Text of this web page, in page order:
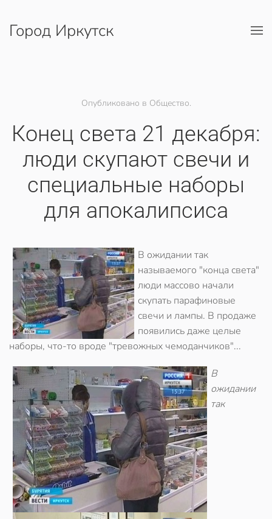
Перейти к содержимому
Город Иркутск
Опубликовано в Общество.
Конец света 21 декабря:
люди скупают свечи и
специальные наборы
для апокалипсиса
В ожидании так
называемого "конца света"
люди массово начали
скупать парафиновые
свечи и лампы. В продаже
появились даже целые
наборы, что-то вроде "тревожных чемоданчиков"...
В
ожидании
так